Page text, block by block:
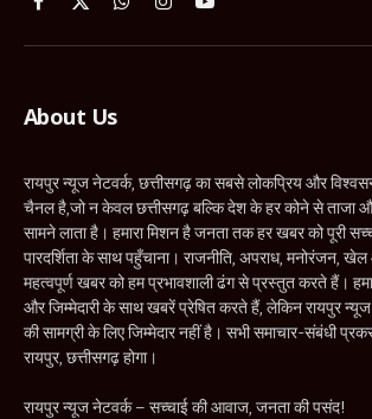
Facebook
X
WhatsApp
InstagramYouTube
About Us
रायपुर न्यूज नेटवर्क, छत्तीसगढ़ का सबसे लोकप्रिय और
चैनल है,जो न केवल छत्तीसगढ़ बल्कि देश के हर कोने से ताजा
सामने लाता है। हमारा मिशन है जनता तक हर खबर को पूरी
पारदर्शिता के साथ पहुँचाना। राजनीति, अपराध, मनोरंजन,
महत्वपूर्ण खबर को हम प्रभावशाली ढंग से प्रस्तुत करते हैं।
और जिम्मेदारी के साथ खबरें प्रेषित करते हैं, लेकिन रायपुर
की सामग्री के लिए जिम्मेदार नहीं है। सभी समाचार-संबंधी
रायपुर, छत्तीसगढ़ होगा।
रायपुर न्यूज नेटवर्क – सच्चाई की आवाज, जनता की पसंद!